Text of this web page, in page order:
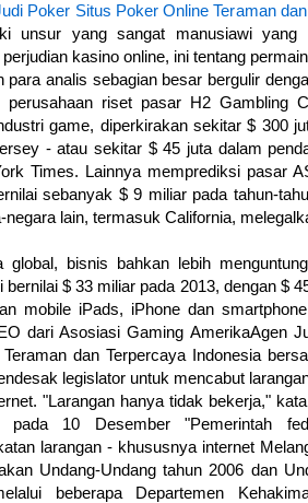
Poker Situs Poker Online Teraman
unsur yang sangat manusiawi yang
kasino online, ini tentang
para analis sebagian besar bergulir
perusahaan riset pasar H2 Gambling
game, diperkirakan sekitar $ 300
- atau sekitar $ 45 juta dalam
Times. Lainnya memprediksi pasar
sebanyak $ 9 miliar pada tahun-
negara lain, termasuk California,
global, bisnis bahkan lebih
bernilai $ 33 miliar pada 2013, dengan $
mobile iPads, iPhone dan
dari Asosiasi Gaming AmerikaAgen
dan Terpercaya Indonesia
legislator untuk mencabut
"Larangan hanya tidak bekerja,"
pada 10 Desember "Pemerintah
larangan - khususnya internet
Undang-Undang tahun 2006 dan
beberapa Departemen